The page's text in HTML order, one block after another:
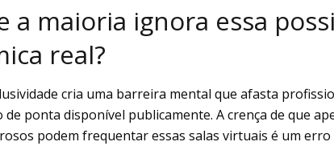
a maioria ignora essa
real?
cria uma barreira mental que afasta
de ponta disponível publicamente. A crença de que
podem frequentar essas salas virtuais é um